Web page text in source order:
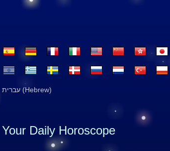
עברית (Hebrew)
Your Daily Horoscope